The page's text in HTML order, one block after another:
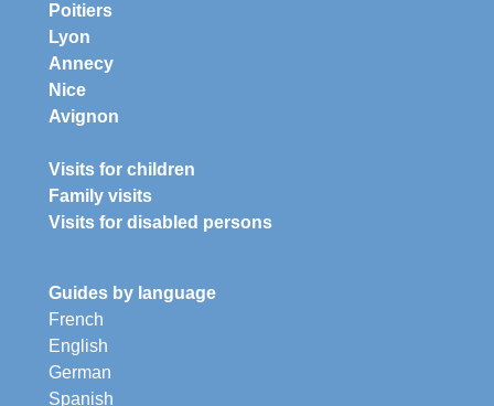
Poitiers
Lyon
Annecy
Nice
Avignon
Visits for children
Family visits
Visits for disabled persons
Guides by language
French
English
German
Spanish